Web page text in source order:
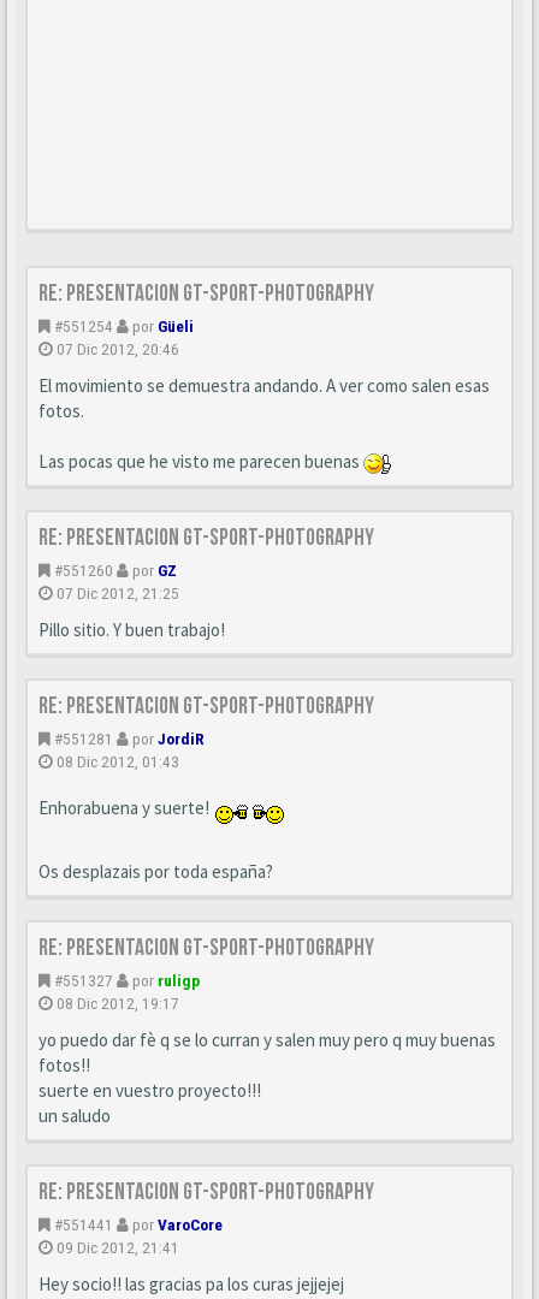
Re: Presentacion GT-SPORT-PHOTOGRAPHY
#551254 por Güeli
07 Dic 2012, 20:46
El movimiento se demuestra andando. A ver como salen esas
fotos.
Las pocas que he visto me parecen buenas
Re: Presentacion GT-SPORT-PHOTOGRAPHY
#551260 por GZ
07 Dic 2012, 21:25
Pillo sitio. Y buen trabajo!
Re: Presentacion GT-SPORT-PHOTOGRAPHY
#551281 porJordiR
08 Dic 2012, 01:43
Enhorabuena y suerte!
Os desplazais por toda españa?
Re: Presentacion GT-SPORT-PHOTOGRAPHY
#551327 por ruligp
08 Dic 2012, 19:17
yo puedo dar fè q se lo curran y salen muy pero q muy buenas
fotos!!
suerte en vuestro proyecto!!!
un saludo
Re: Presentacion GT-SPORT-PHOTOGRAPHY
#551441 porVaroCore
09 Dic 2012, 21:41
Hey socio!! las gracias pa los curas jejjejej